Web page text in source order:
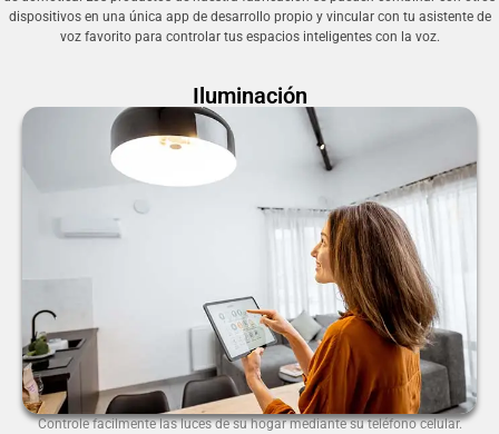
dispositivos en una única app de desarrollo propio y vincular con tu asistente de
voz favorito para controlar tus espacios inteligentes con la voz.
Iluminación
Controle facilmente las luces de su hogar mediante su teléfono celular.